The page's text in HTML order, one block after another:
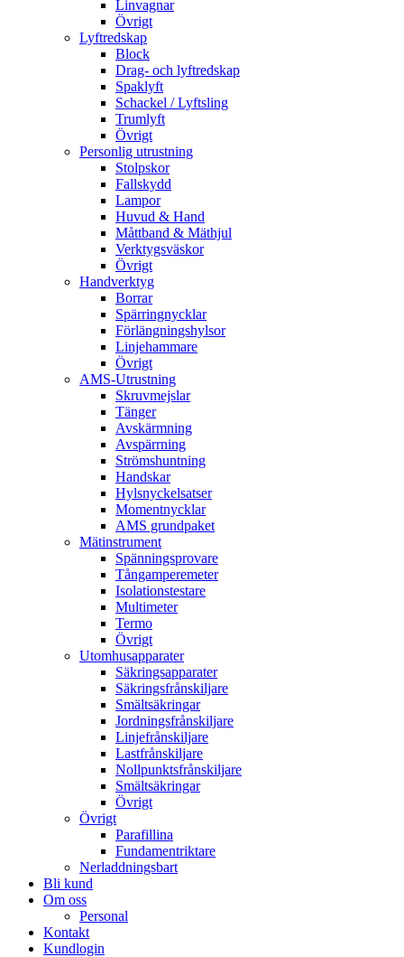
Linvagnar
Övrigt
Lyftredskap
Block
Drag- och lyftredskap
Spaklyft
Schackel / Lyftsling
Trumlyft
Övrigt
Personlig utrustning
Stolpskor
Fallskydd
Lampor
Huvud & Hand
Måttband & Mäthjul
Verktygsväskor
Övrigt
Handverktyg
Borrar
Spärringnycklar
Förlängningshylsor
Linjehammare
Övrigt
AMS-Utrustning
Skruvmejslar
Tänger
Avskärmning
Avspärrning
Strömshuntning
Handskar
Hylsnyckelsatser
Momentnycklar
AMS grundpaket
Mätinstrument
Spänningsprovare
Tångamperemeter
Isolationstestare
Multimeter
Termo
Övrigt
Utomhusapparater
Säkringsapparater
Säkringsfrånskiljare
Smältsäkringar
Jordningsfrånskiljare
Linjefrånskiljare
Lastfrånskiljare
Nollpunktsfrånskiljare
Smältsäkringar
Övrigt
Övrigt
Parafillina
Fundamentriktare
Nerladdningsbart
Bli kund
Om oss
Personal
Kontakt
Kundlogin